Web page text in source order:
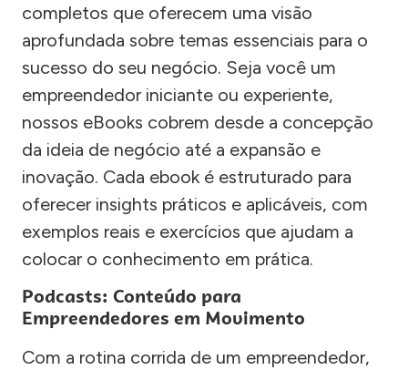
completos que oferecem uma visão
aprofundada sobre temas essenciais para o
sucesso do seu negócio. Seja você um
empreendedor iniciante ou experiente,
nossos eBooks cobrem desde a concepção
da ideia de negócio até a expansão e
inovação. Cada ebook é estruturado para
oferecer insights práticos e aplicáveis, com
exemplos reais e exercícios que ajudam a
colocar o conhecimento em prática.
Podcasts: Conteúdo para
Empreendedores em Movimento
Com a rotina corrida de um empreendedor,